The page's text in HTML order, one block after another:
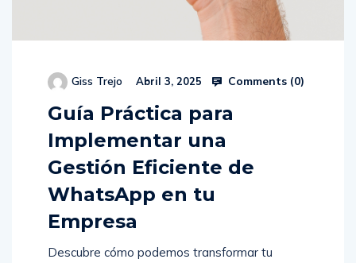
Giss Trejo Abril 3, 2025 Comments (0)
Guía Práctica para
Implementar una
Gestión Eficiente de
WhatsApp en tu
Empresa
Descubre cómo podemos transformar tu